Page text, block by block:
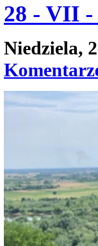
28 - VII -
Niedziela,